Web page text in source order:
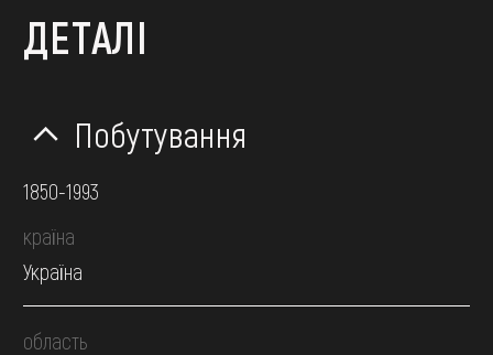
ДЕТАЛІ
Побутування
1850-1993
країна
Україна
область